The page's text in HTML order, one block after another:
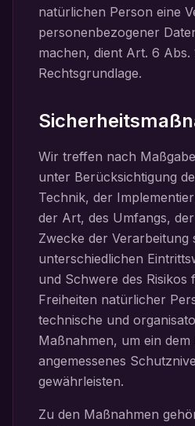
natürlichen Person eine
personenbezogener
machen, dient Art. 6 Abs.
Rechtsgrundlage.
Wir treffen nach
unter Berücksichtigung
Technik, der
der Art, des Umfangs,
Zwecke der Verarbeitung
unterschiedlichen
und Schwere des Risikos
Freiheiten natürlicher
technische und
Maßnahmen, um ein dem
angemessenes
gewährleisten.
Zu den Maßnahmen